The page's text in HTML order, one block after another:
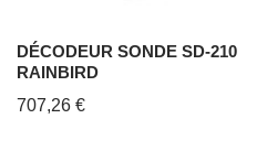
DÉCODEUR SONDE SD-210
RAINBIRD
707,26 €